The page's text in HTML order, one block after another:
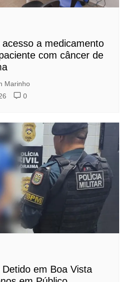
a medicamento
com câncer de
Marinho
0
em Boa Vista